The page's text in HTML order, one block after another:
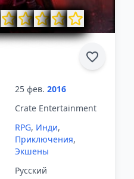
25 фев. 2016
Crate Entertainment
RPG, Инди,
Приключения,
Экшены
Русский